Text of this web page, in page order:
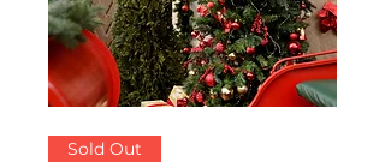
Sold Out